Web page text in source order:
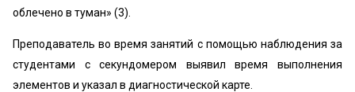
облечено в туман» (3).
Преподаватель во время занятий с помощью наблюдения за
студентами с секундомером выявил время выполнения
элементов и указал в диагностической карте.